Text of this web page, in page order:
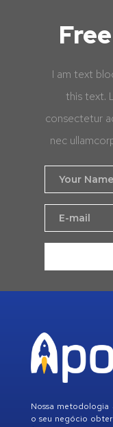
I am text
this text.
consectetur
nec
Nossa metodologia
o seu negócio